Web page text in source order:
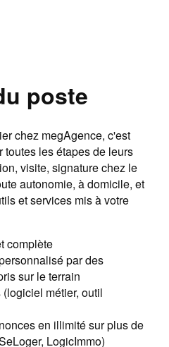
poste
chez megAgence, c'est
les étapes de leurs
visite, signature chez le
autonomie, à domicile, et
et services mis à votre
complète
par des
sur le terrain
métier, outil
en illimité sur plus de
LogicImmo)